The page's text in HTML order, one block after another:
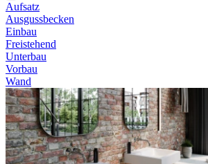
Aufsatz
Ausgussbecken
Einbau
Freistehend
Unterbau
Vorbau
Wand